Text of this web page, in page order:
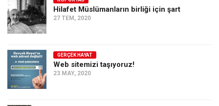
Ekonomi
Spor
Sağlık
Gıda-Beslenme
Hilafet Müslümanların birliği için şart
27 TEM, 2020
GERÇEK HAYAT
Web sitemizi taşıyoruz!
23 MAY, 2020